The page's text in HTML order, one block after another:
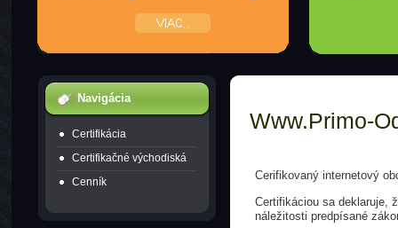
Navigácia
Certifikácia
Certifikačné východiská
Cenník
Www.primo-
Cerifikovaný internetový
Certifikáciou sa deklaruje,
náležitosti predpísané